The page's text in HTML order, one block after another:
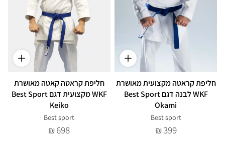
חליפת קראטה מקצועית מאושרת
WKF לבנה דגם Best Sport
Okami
Best sport
₪399
חליפת קראטה קאטה מאושרת
WKF מקצועית דגם Best Sport
Keiko
Best sport
₪ 698